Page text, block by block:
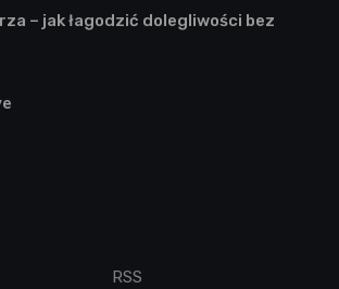
– jak łagodzić dolegliwości bez
RSS